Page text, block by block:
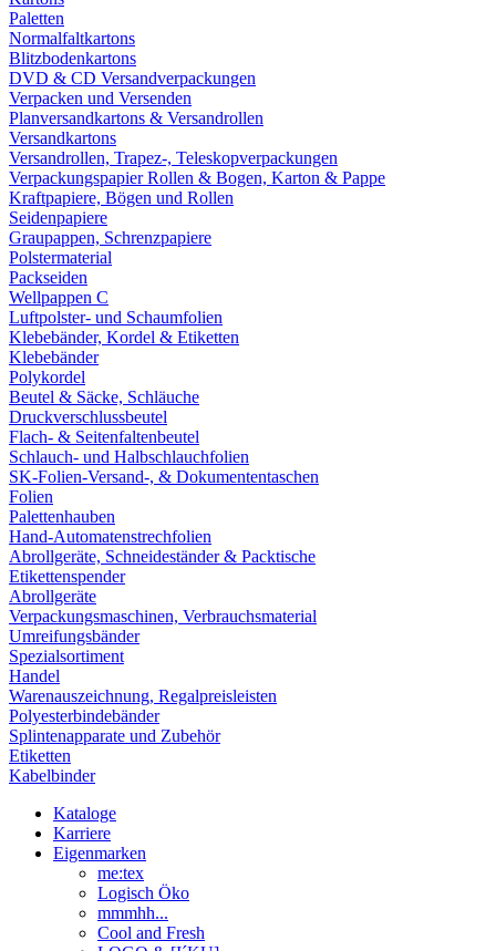
Paletten
Normalfaltkartons
Blitzbodenkartons
DVD & CD Versandverpackungen
Verpacken und Versenden
Planversandkartons & Versandrollen
Versandkartons
Versandrollen, Trapez-, Teleskopverpackungen
Verpackungspapier Rollen & Bogen, Karton & Pappe
Kraftpapiere, Bögen und Rollen
Seidenpapiere
Graupappen, Schrenzpapiere
Polstermaterial
Packseiden
Wellpappen C
Luftpolster- und Schaumfolien
Klebebänder, Kordel & Etiketten
Klebebänder
Polykordel
Beutel & Säcke, Schläuche
Druckverschlussbeutel
Flach- & Seitenfaltenbeutel
Schlauch- und Halbschlauchfolien
SK-Folien-Versand-, & Dokumententaschen
Folien
Palettenhauben
Hand-Automatenstrechfolien
Abrollgeräte, Schneideständer & Packtische
Etikettenspender
Abrollgeräte
Verpackungsmaschinen, Verbrauchsmaterial
Umreifungsbänder
Spezialsortiment
Handel
Warenauszeichnung, Regalpreisleisten
Polyesterbindebänder
Splintenapparate und Zubehör
Etiketten
Kabelbinder
Kataloge
Karriere
Eigenmarken
me:tex
Logisch Öko
mmmhh...
Cool and Fresh